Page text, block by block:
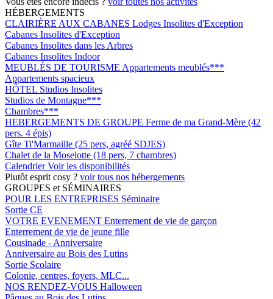
HÉBERGEMENTS
CLAIRIÈRE AUX CABANES Lodges Insolites d'Exception
Cabanes Insolites d'Exception
Cabanes Insolites dans les Arbres
Cabanes Insolites Indoor
MEUBLÉS DE TOURISME Appartements meublés***
Appartements spacieux
HÔTEL Studios Insolites
Studios de Montagne***
Chambres***
HEBERGEMENTS DE GROUPE Ferme de ma Grand-Mère (42
pers. 4 épis)
Gîte Ti'Marmaille (25 pers, agréé SDJES)
Chalet de la Moselotte (18 pers, 7 chambres)
CalendrierVoir les disponibilités
Plutôt esprit cosy ? voir tous nos hébergements
GROUPES et SÉMINAIRES
POUR LES ENTREPRISES Séminaire
Sortie CE
VOTRE EVENEMENT Enterrement de vie de garçon
Enterrement de vie de jeune fille
Cousinade - Anniversaire
Anniversaire au Bois des Lutins
Sortie Scolaire
Colonie, centres, foyers, MLC...
NOS RENDEZ-VOUS Halloween